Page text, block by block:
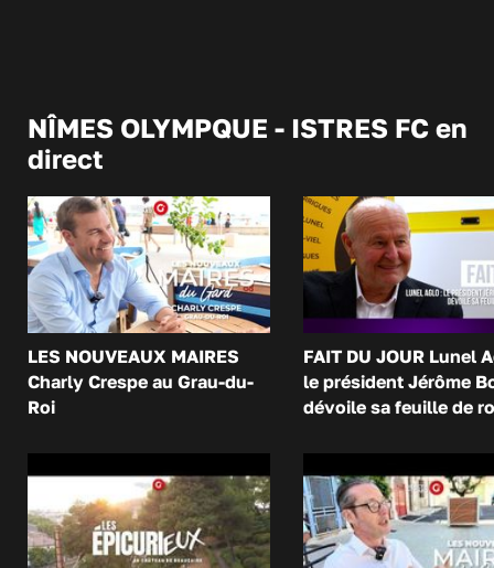
NÎMES OLYMPQUE - ISTRES FC en
direct
LES NOUVEAUX MAIRES
Charly Crespe au Grau-du-
Roi
FAIT DU JOUR Lunel
le président Jérôme
dévoile sa feuille de